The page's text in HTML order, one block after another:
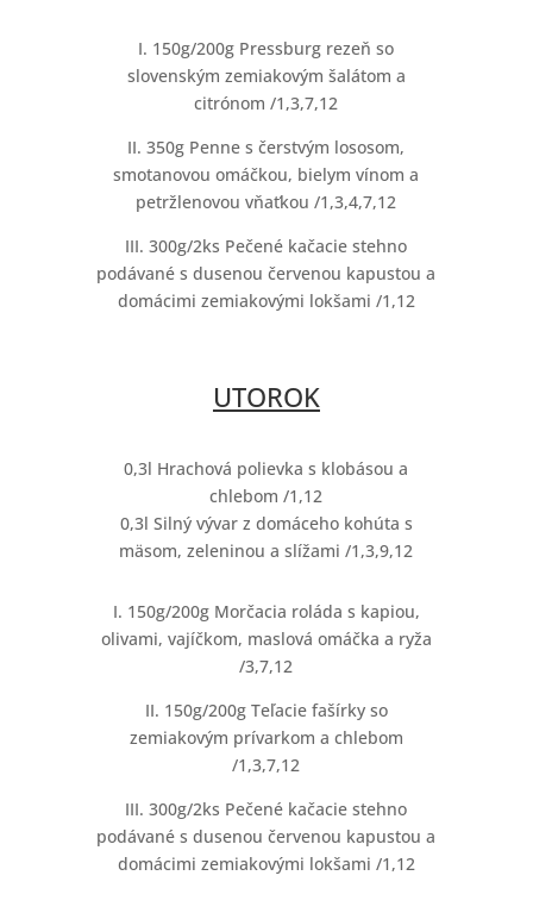
I. 150g/200g Pressburg rezeň so
slovenským zemiakovým šalátom a
citrónom /1,3,7,12
II. 350g Penne s čerstvým lososom,
smotanovou omáčkou, bielym vínom a
petržlenovou vňaťkou /1,3,4,7,12
III. 300g/2ks Pečené kačacie stehno
podávané s dusenou červenou kapustou a
domácimi zemiakovými lokšami /1,12
UTOROK
0,3l Hrachová polievka s klobásou a
chlebom /1,12
0,3l Silný vývar z domáceho kohúta s
mäsom, zeleninou a slížami /1,3,9,12
I. 150g/200g Morčacia roláda s kapiou,
olivami, vajíčkom, maslová omáčka a ryža
/3,7,12
II. 150g/200g Teľacie fašírky so
zemiakovým prívarkom a chlebom
/1,3,7,12
III. 300g/2ks Pečené kačacie stehno
podávané s dusenou červenou kapustou a
domácimi zemiakovými lokšami /1,12